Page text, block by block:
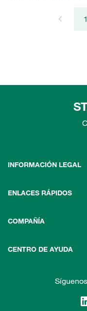
1
INFORMACIÓN LEGAL
ENLACES RÁPIDOS
COMPAÑÍA
CENTRO DE AYUDA